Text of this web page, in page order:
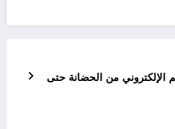
الإلكتروني من الحضانة حتى